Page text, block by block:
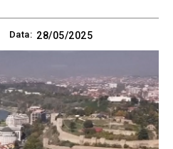
Data: 28/05/2025